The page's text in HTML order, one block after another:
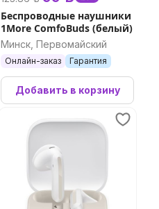
Беспроводные наушники
1More ComfoBuds (белый)
Минск, Первомайский
Онлайн-заказ Гарантия
Добавить в корзину